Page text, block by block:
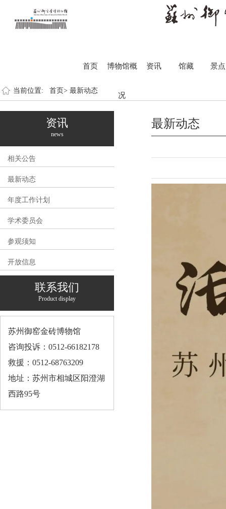
首页 博物馆概
况
资讯 馆藏 景点
当前位置: 首页> 最新动态
资讯
news
相关公告
最新动态
年度工作计划
学术委员会
参观须知
开放信息
联系我们
Product display
苏州御窑金砖博物馆
咨询投诉：0512-66182178
救援：0512-68763209
地址：苏州市相城区阳澄湖
西路95号
最新动态